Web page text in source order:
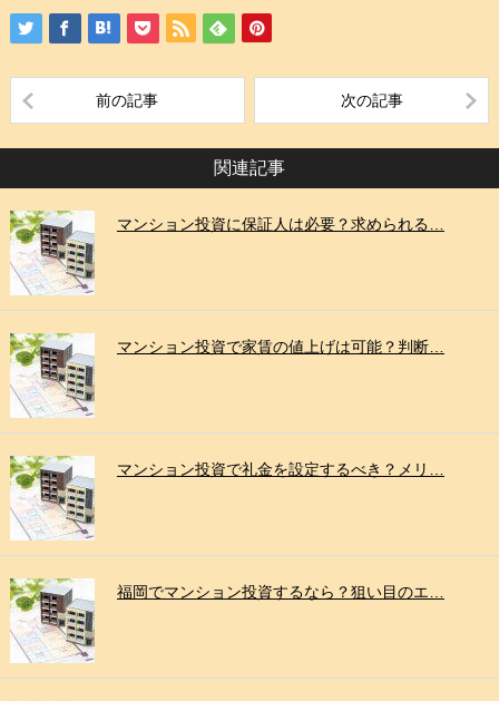
前の記事 次の記事
関連記事
マンション投資に保証人は必要？求められる…
マンション投資で家賃の値上げは可能？判断…
マンション投資で礼金を設定するべき？メリ…
福岡でマンション投資するなら？狙い目のエ…